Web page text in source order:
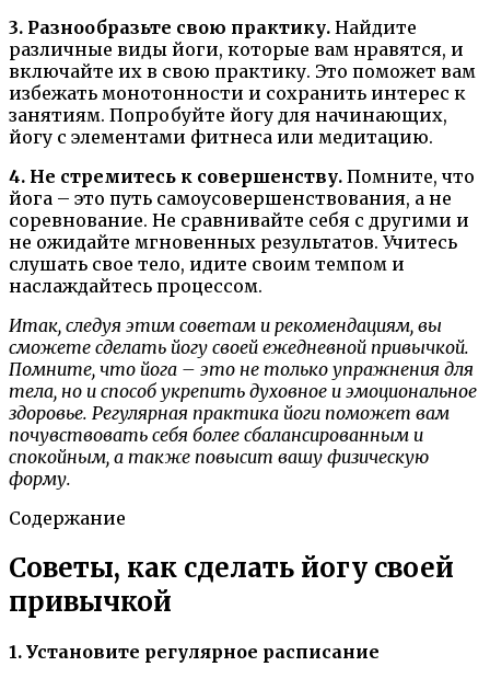
3. Разнообразьте свою практику. Найдите
различные виды йоги, которые вам нравятся, и
включайте их в свою практику. Это поможет вам
избежать монотонности и сохранить интерес к
занятиям. Попробуйте йогу для начинающих,
йогу с элементами фитнеса или медитацию.
4. Не стремитесь к совершенству. Помните, что
йога – это путь самоусовершенствования, а не
соревнование. Не сравнивайте себя с другими и
не ожидайте мгновенных результатов. Учитесь
слушать свое тело, идите своим темпом и
наслаждайтесь процессом.
Итак, следуя этим советам и рекомендациям, вы
сможете сделать йогу своей ежедневной привычкой.
Помните, что йога – это не только упражнения для
тела, но и способ укрепить духовное и эмоциональное
здоровье. Регулярная практика йоги поможет вам
почувствовать себя более сбалансированным и
спокойным, а также повысит вашу физическую
форму.
Содержание
Советы, как сделать йогу своей
привычкой
1. Установите регулярное расписание